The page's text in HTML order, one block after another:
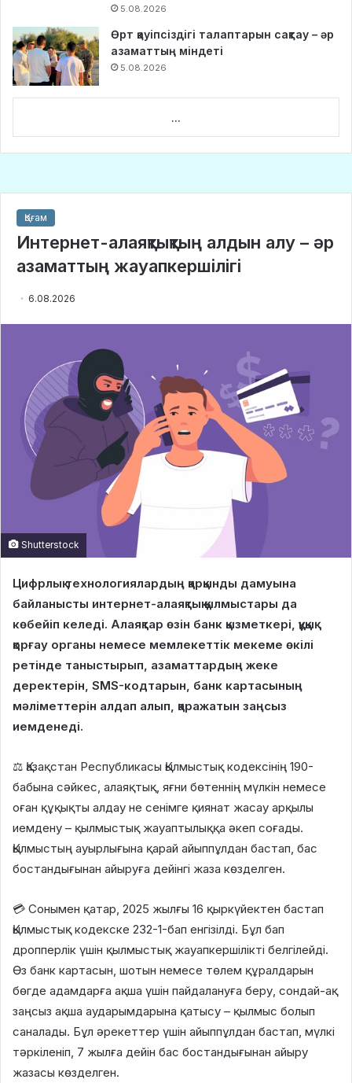
5.08.2026
Өрт қауіпсіздігі талаптарын сақтау – әр
азаматтың міндеті
5.08.2026
...